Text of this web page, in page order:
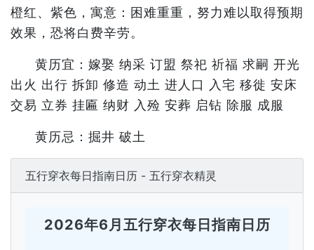
橙红、紫色，寓意：困难重重，努力难以取得预期
效果，恐将白费辛劳。
黄历宜：嫁娶 纳采 订盟 祭祀 祈福 求嗣 开光
出火 出行 拆卸 修造 动土 进人口 入宅 移徙 安床
交易 立券 挂匾 纳财 入殓 安葬 启钻 除服 成服
黄历忌：掘井 破土
五行穿衣每日指南日历 - 五行穿衣精灵
2026年6月五行穿衣每日指南日历